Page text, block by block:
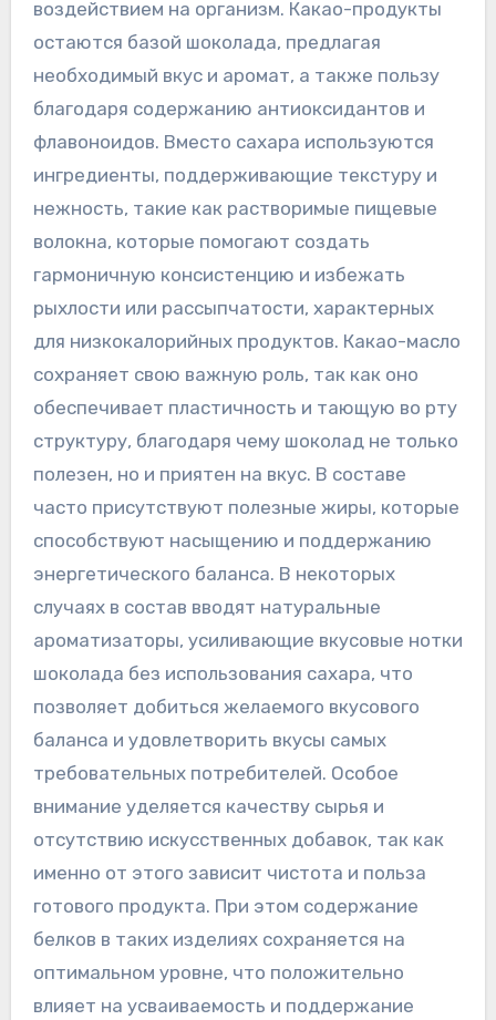
воздействием на организм. Какао-продукты
остаются базой шоколада, предлагая
необходимый вкус и аромат, а также пользу
благодаря содержанию антиоксидантов и
флавоноидов. Вместо сахара используются
ингредиенты, поддерживающие текстуру и
нежность, такие как растворимые пищевые
волокна, которые помогают создать
гармоничную консистенцию и избежать
рыхлости или рассыпчатости, характерных
для низкокалорийных продуктов. Какао-масло
сохраняет свою важную роль, так как оно
обеспечивает пластичность и тающую во рту
структуру, благодаря чему шоколад не только
полезен, но и приятен на вкус. В составе
часто присутствуют полезные жиры, которые
способствуют насыщению и поддержанию
энергетического баланса. В некоторых
случаях в состав вводят натуральные
ароматизаторы, усиливающие вкусовые нотки
шоколада без использования сахара, что
позволяет добиться желаемого вкусового
баланса и удовлетворить вкусы самых
требовательных потребителей. Особое
внимание уделяется качеству сырья и
отсутствию искусственных добавок, так как
именно от этого зависит чистота и польза
готового продукта. При этом содержание
белков в таких изделиях сохраняется на
оптимальном уровне, что положительно
влияет на усваиваемость и поддержание